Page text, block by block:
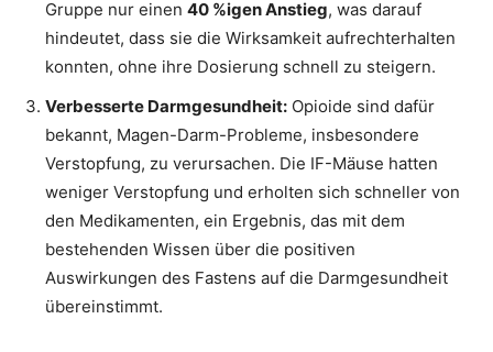
Gruppe nur einen 40 %igen Anstieg, was darauf
hindeutet, dass sie die Wirksamkeit aufrechterhalten
konnten, ohne ihre Dosierung schnell zu steigern.
Verbesserte Darmgesundheit: Opioide sind dafür
bekannt, Magen-Darm-Probleme, insbesondere
Verstopfung, zu verursachen. Die IF-Mäuse hatten
weniger Verstopfung und erholten sich schneller von
den Medikamenten, ein Ergebnis, das mit dem
bestehenden Wissen über die positiven
Auswirkungen des Fastens auf die Darmgesundheit
übereinstimmt.